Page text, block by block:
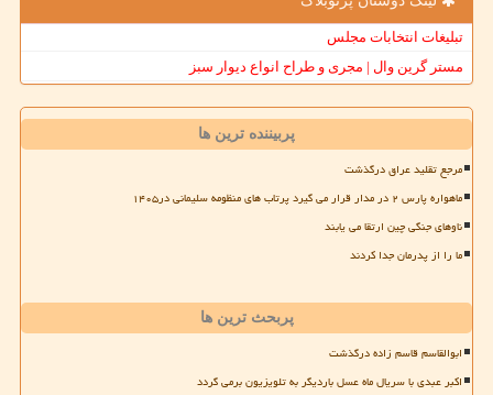
تبلیغات انتخابات مجلس
مستر گرین وال | مجری و طراح انواع دیوار سبز
پربیننده ترین ها
مرجع تقلید عراق درگذشت
ماهواره پارس ۲ در مدار قرار می گیرد پرتاب های منظومه سلیمانی در۱۴۰۵
ناوهای جنگی چین ارتقا می یابند
ما را از پدرمان جدا کردند
پربحث ترین ها
ابوالقاسم قاسم زاده درگذشت
اکبر عبدی با سریال ماه عسل باردیگر به تلویزیون برمی گردد